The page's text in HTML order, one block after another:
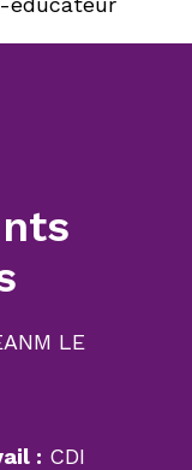
LE
: CDI